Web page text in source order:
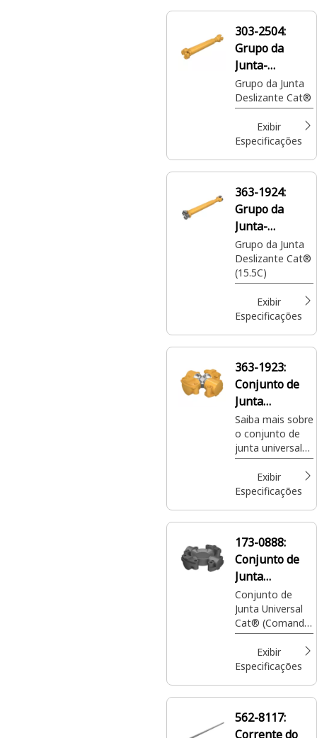
potência do
rodas acionadas
303-2504:
Grupo da
Junta-
Deslizante
Grupo da Junta
Deslizante Cat®
Exibir
Especificações
363-1924:
Grupo da
Junta-
Deslizante
Grupo da Junta
Deslizante Cat®
(15.5C)
Exibir
Especificações
363-1923:
Conjunto de
Junta
Universal
Saiba mais sobre
o conjunto de
junta universal
Cat® (15.5C)
para manter o
trem de força da
funcionando
Exibir
Especificações
173-0888:
Conjunto de
Junta
Universal
Conjunto de
Junta Universal
Cat® (Comando
do Rotor)
Exibir
Especificações
562-8117:
Corrente do